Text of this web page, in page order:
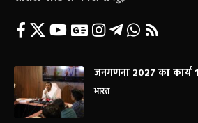
जनगणना 2027 का कार्य
भारत